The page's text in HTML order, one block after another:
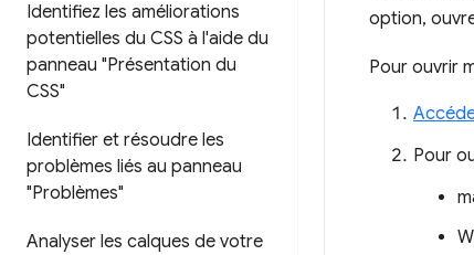
Identifiez les améliorations
potentielles du CSS à l'aide du
panneau "Présentation du
CSS"
Identifier et résoudre les
problèmes liés au panneau
"Problèmes"
Analyser les calques de votre
option,
Pour ouvrir
Pour